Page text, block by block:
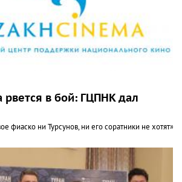
рвется в бой: ГЦПНК дал
фиаско ни Турсунов, ни его соратники не хотят»